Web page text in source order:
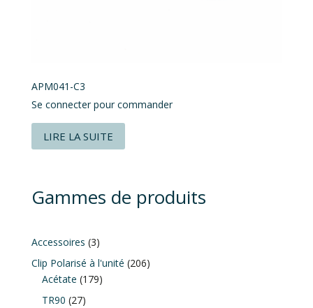
APM041-C3
Se connecter pour commander
LIRE LA SUITE
Gammes de produits
Accessoires 33
produits
Clip Polarisé à l'unité 206206
Acétate 179179
TR90 2727